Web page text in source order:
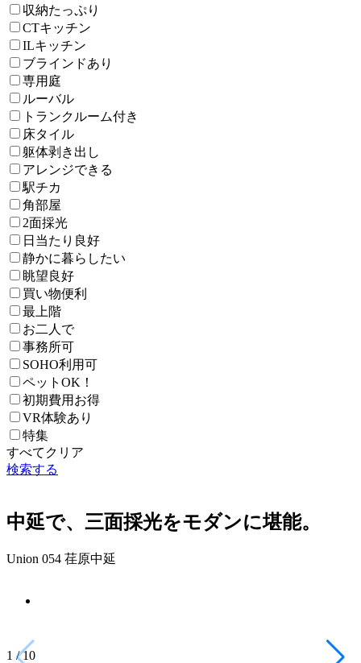
収納たっぷり
CTキッチン
ILキッチン
ブラインドあり
専用庭
ルーバル
トランクルーム付き
床タイル
躯体剥き出し
アレンジできる
駅チカ
角部屋
2面採光
日当たり良好
静かに暮らしたい
眺望良好
買い物便利
最上階
お二人で
事務所可
SOHO利用可
ペットOK！
初期費用お得
VR体験あり
特集
すべてクリア
検索する
中延で、三面採光をモダンに堪能。
Union 054 荏原中延
1 /10